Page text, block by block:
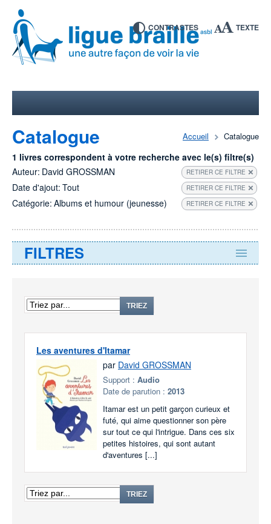
CONTRASTES TEXTE
Accueil Catalogue
Catalogue
1 livres correspondent à votre recherche avec le(s) filtre(s)
Auteur: David GROSSMAN RETIRER CE FILTRE
Date d'ajout: Tout RETIRER CE FILTRE
Catégorie: Albums et humour (jeunesse) RETIRER CE FILTRE
FILTRES
TRIEZ
Les aventures d'Itamar
par David GROSSMAN
Support : Audio
Date de parution : 2013
Itamar est un petit garçon curieux et
futé, qui aime questionner son père
sur tout ce qui l'intrigue. Dans ces six
petites histoires, qui sont autant
d'aventures [...]
TRIEZ